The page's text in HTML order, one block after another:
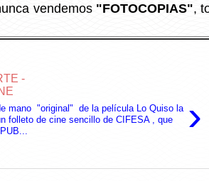
vendemos "FOTOCOPIAS",
-
›
mano "original" de la película Lo Quiso la
folleto de cine sencillo de CIFESA , que